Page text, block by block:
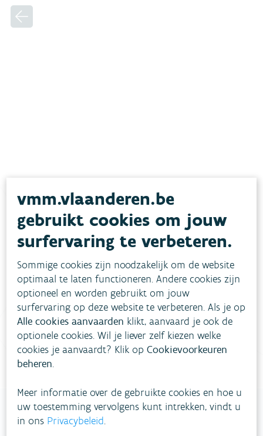
Heb je vragen?
Bekijk het overzicht van meestgestelde vragen
Niet gevonden wat je zocht? Vul ons
contactformulier in.
Bel gratis 1700
vmm.vlaanderen.be
gebruikt cookies om jouw
surfervaring te verbeteren.
Sommige cookies zijn noodzakelijk om de website
optimaal te laten functioneren. Andere cookies zijn
optioneel en worden gebruikt om jouw
surfervaring op deze website te verbeteren. Als je op
Alle cookies aanvaarden klikt, aanvaard je ook de
optionele cookies. Wil je liever zelf kiezen welke
cookies je aanvaardt? Klik opCookievoorkeuren
beheren.
Meer informatie over de gebruikte cookies en hoe u
uw toestemming vervolgens kunt intrekken, vindt u
in ons Privacybeleid.